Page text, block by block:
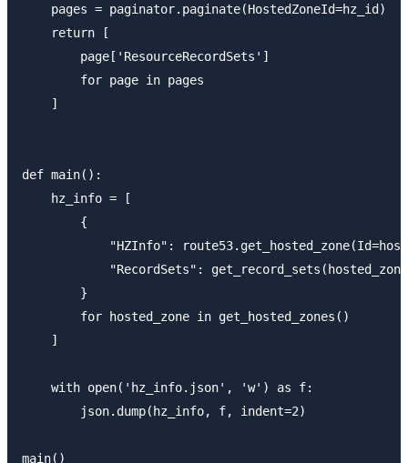
    pages = paginator.paginate(HostedZoneId=hz_id)
    return [
        page['ResourceRecordSets']
        for page in pages
    ]
def main():
    hz_info = [
        {
"HZInfo":
"RecordSets":
        }
        for hosted_zone in get_hosted_zones()
    ]
    with open('hz_info.json', 'w') as f:
        json.dump(hz_info, f, indent=2)